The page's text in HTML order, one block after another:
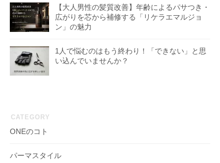
【大人男性の髪質改善】年齢によるパサつき・
広がりを芯から補修する「リケラエマルジョ
ン」の魅力
1人で悩むのはもう終わり！「できない」と思
い込んでいませんか？
CATEGORY
ONEのコト
パーマスタイル